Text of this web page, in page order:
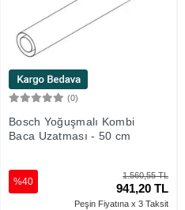
(0)
Bosch Yoğuşmalı Kombi
Baca Uzatması - 50 cm
1.560,55 TL
941,20 TL
%40
Peşin Fiyatına x 3 Taksit